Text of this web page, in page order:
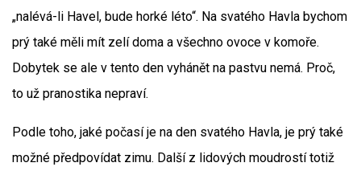
„nalévá-li Havel, bude horké léto“. Na svatého Havla bychom
prý také měli mít zelí doma a všechno ovoce v komoře.
Dobytek se ale v tento den vyhánět na pastvu nemá. Proč,
to už pranostika nepraví.
Podle toho, jaké počasí je na den svatého Havla, je prý také
možné předpovídat zimu. Další z lidových moudrostí totiž